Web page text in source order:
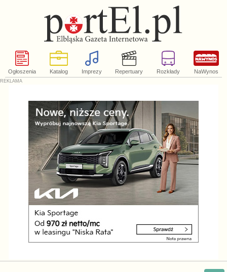
Ogłoszenia Katalog Imprezy Repertuary Rozkłady NaWynos